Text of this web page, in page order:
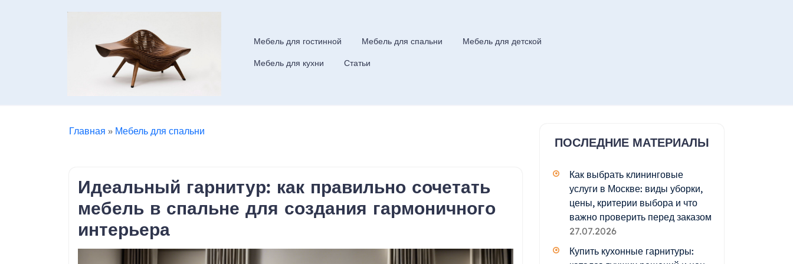
Мебель для гостинной Мебель для спальни Мебель для детской
Мебель для кухни Статьи
Главная » Мебель для спальни
Идеальный гарнитур: как правильно сочетать
мебель в спальне для создания гармоничного
интерьера
ПОСЛЕДНИЕ МАТЕРИАЛЫ
Как выбрать клининговые
услуги в Москве: виды уборки,
цены, критерии выбора и что
важно проверить перед заказом
27.07.2026
Купить кухонные гарнитуры: